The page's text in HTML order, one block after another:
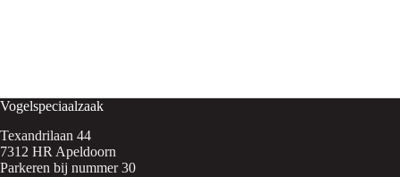
Vogelspeciaalzaak
Texandrilaan 44
7312 HR Apeldoorn
Parkeren bij nummer 30